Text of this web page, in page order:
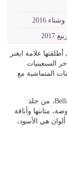
2016
علامة ايغنر
: أواخر السبعينيات
المتماشية مع
وصُنِعَت تلك الحقائب الجديدة، التي أطلق عليها اسمBella، من جلد
متانتها وأناقة
أشكالها. وهي متوافرة بمقاسين ( متوسط وكبير ) و3 ألوان هي الأسود،